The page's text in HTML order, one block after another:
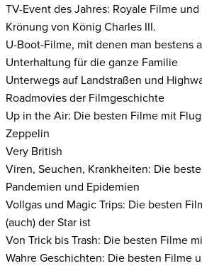
TV-Event des Jahres: Royale Filme
Krönung von König Charles III.
U-Boot-Filme, mit denen man bestens
Unterhaltung für die ganze Familie
Unterwegs auf Landstraßen und
Roadmovies der Filmgeschichte
Up in the Air: Die besten Filme mit
Zeppelin
Very British
Viren, Seuchen, Krankheiten: Die
Pandemien und Epidemien
Vollgas und Magic Trips: Die besten
(auch) der Star ist
Von Trick bis Trash: Die besten Filme
Wahre Geschichten: Die besten Filme